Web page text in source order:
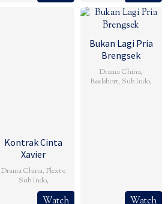
Kontrak Cinta
Xavier
Drama China, Flextv,
Sub Indo,
Watch
Bukan Lagi Pria
Brengsek
Drama China,
Reelshort, Sub Indo,
Watch